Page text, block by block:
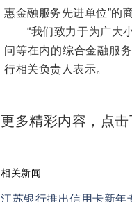
惠金融服务先进单位”的
“我们致力于为广大小
问等在内的综合金融服
行相关负责人表示。
更多精彩内容，点
相关新闻
江苏银行推出信用卡新年